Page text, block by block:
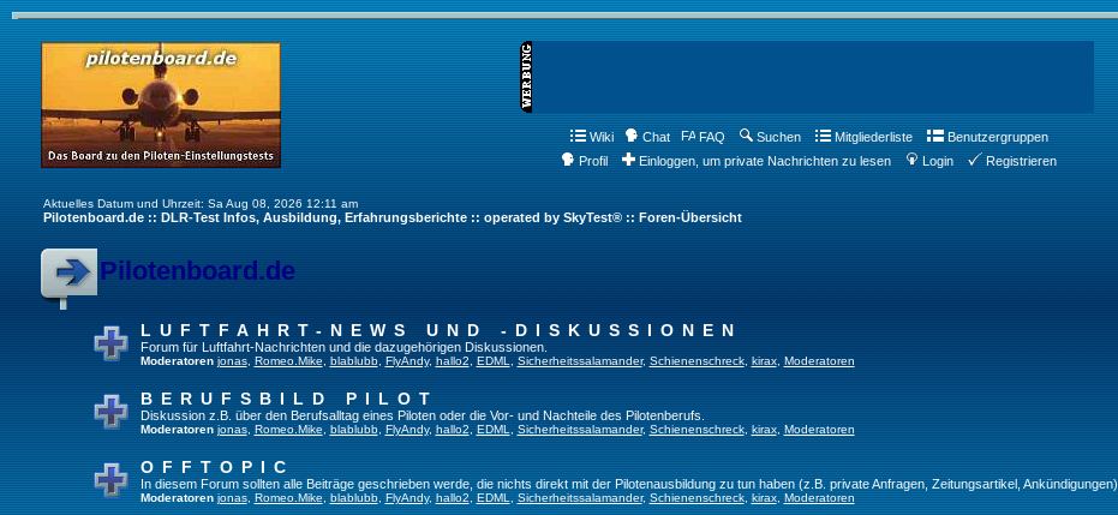
Wiki Chat FAQ Suchen Mitgliederliste
Benutzergruppen
Profil
Einloggen, um private Nachrichten zu lesen Login Registrieren
Aktuelles Datum und Uhrzeit: Sa Aug 08, 2026 12:11 am
Pilotenboard.de :: DLR-Test Infos, Ausbildung, Erfahrungsberichte :: operated by SkyTest® :: Foren-Übersicht
Pilotenboard.de
LUFTFAHRT-NEWS UND -DISKUSSIONEN
Forum für Luftfahrt-Nachrichten und die dazugehörigen Diskussionen.
Moderatoren jonas, Romeo.Mike blablubb, FlyAndy, hallo2 EDML Sicherheitssalamander, Schienenschreck, kirax, Moderatoren
BERUFSBILD PILOT
Diskussion z.B. über den Berufsalltag eines Piloten oder die Vor- und Nachteile des Pilotenberufs.
Moderatoren jonas, Romeo.Mike blablubb, FlyAndy, hallo2 EDML Sicherheitssalamander, Schienenschreck, kirax, Moderatoren
OFFTOPIC
In diesem Forum sollten alle Beiträge geschrieben werde, die nichts direkt mit der Pilotenausbildung zu tun haben (z.B. private Anfragen, Zeitungsartikel, Ankündigungen).
Moderatoren jonas, Romeo.Mike, blablubb, FlyAndy, hallo2 EDML Sicherheitssalamander, Schienenschreck, kirax, Moderatoren